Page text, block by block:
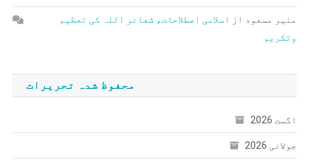
منیر مسعود از
اسلامی اصطلاحات، شعائر اللہ کی تعظیم
وتکریم
محفوظ شدہ تحریرات
اگست 2026
جولائی 2026